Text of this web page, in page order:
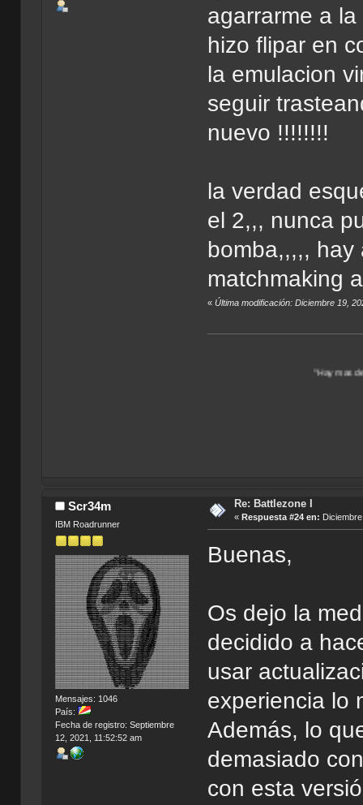
agarrarme a
hizo flipar en
la emulacion
seguir
nuevo !!!!!!!!
la verdad
el 2,,, nunca
bomba,,,,,
matchmaking
«Última modificación: Diciembre 19,
"Hay mas de un Universo
Scr34m
IBM Roadrunner
Mensajes: 1046
País:
Fecha de registro: Septiembre
12, 2021, 11:52:52 am
Re: Battlezone I
« Respuesta #24 en:
Buenas,
Os dejo la
decidido a
usar
experiencia lo
Además, lo
demasiado
con esta